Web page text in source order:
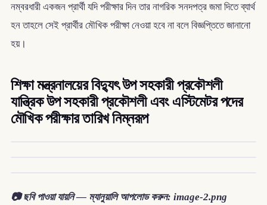
নম্বরধারী একজন প্রার্থী যদি পরীক্ষার দিন তার নাগরিক সনদপত্র জমা দিতে ব্যার্থ
হন তাহলে সেই প্রার্থীর মৌখিক পরীক্ষা নেওয়া হবে না বলে বিজ্ঞপ্তিতে জানানো
হয়।
শিক্ষা মন্ত্রনালয়ের বিদ্যুৎ উপ সহকারী প্রকৌশলী
যান্ত্রিক উপ সহকারী প্রকৌশলী এবং এস্টিমেটর পদের
মৌখিক পরীক্ষার তারিখ নিম্নরূপ
📷 ছবি পাওয়া যায়নি — ম্যানুয়ালি আপলোড করুন: image-2.png